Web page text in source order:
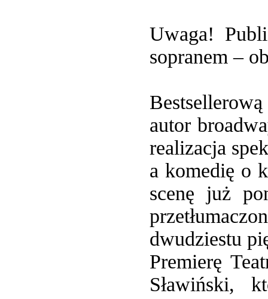
Uwaga!
sopranem –
autor
realizacja
a komedię o
scenę już
dwudziestu
Premierę
Sławiński,